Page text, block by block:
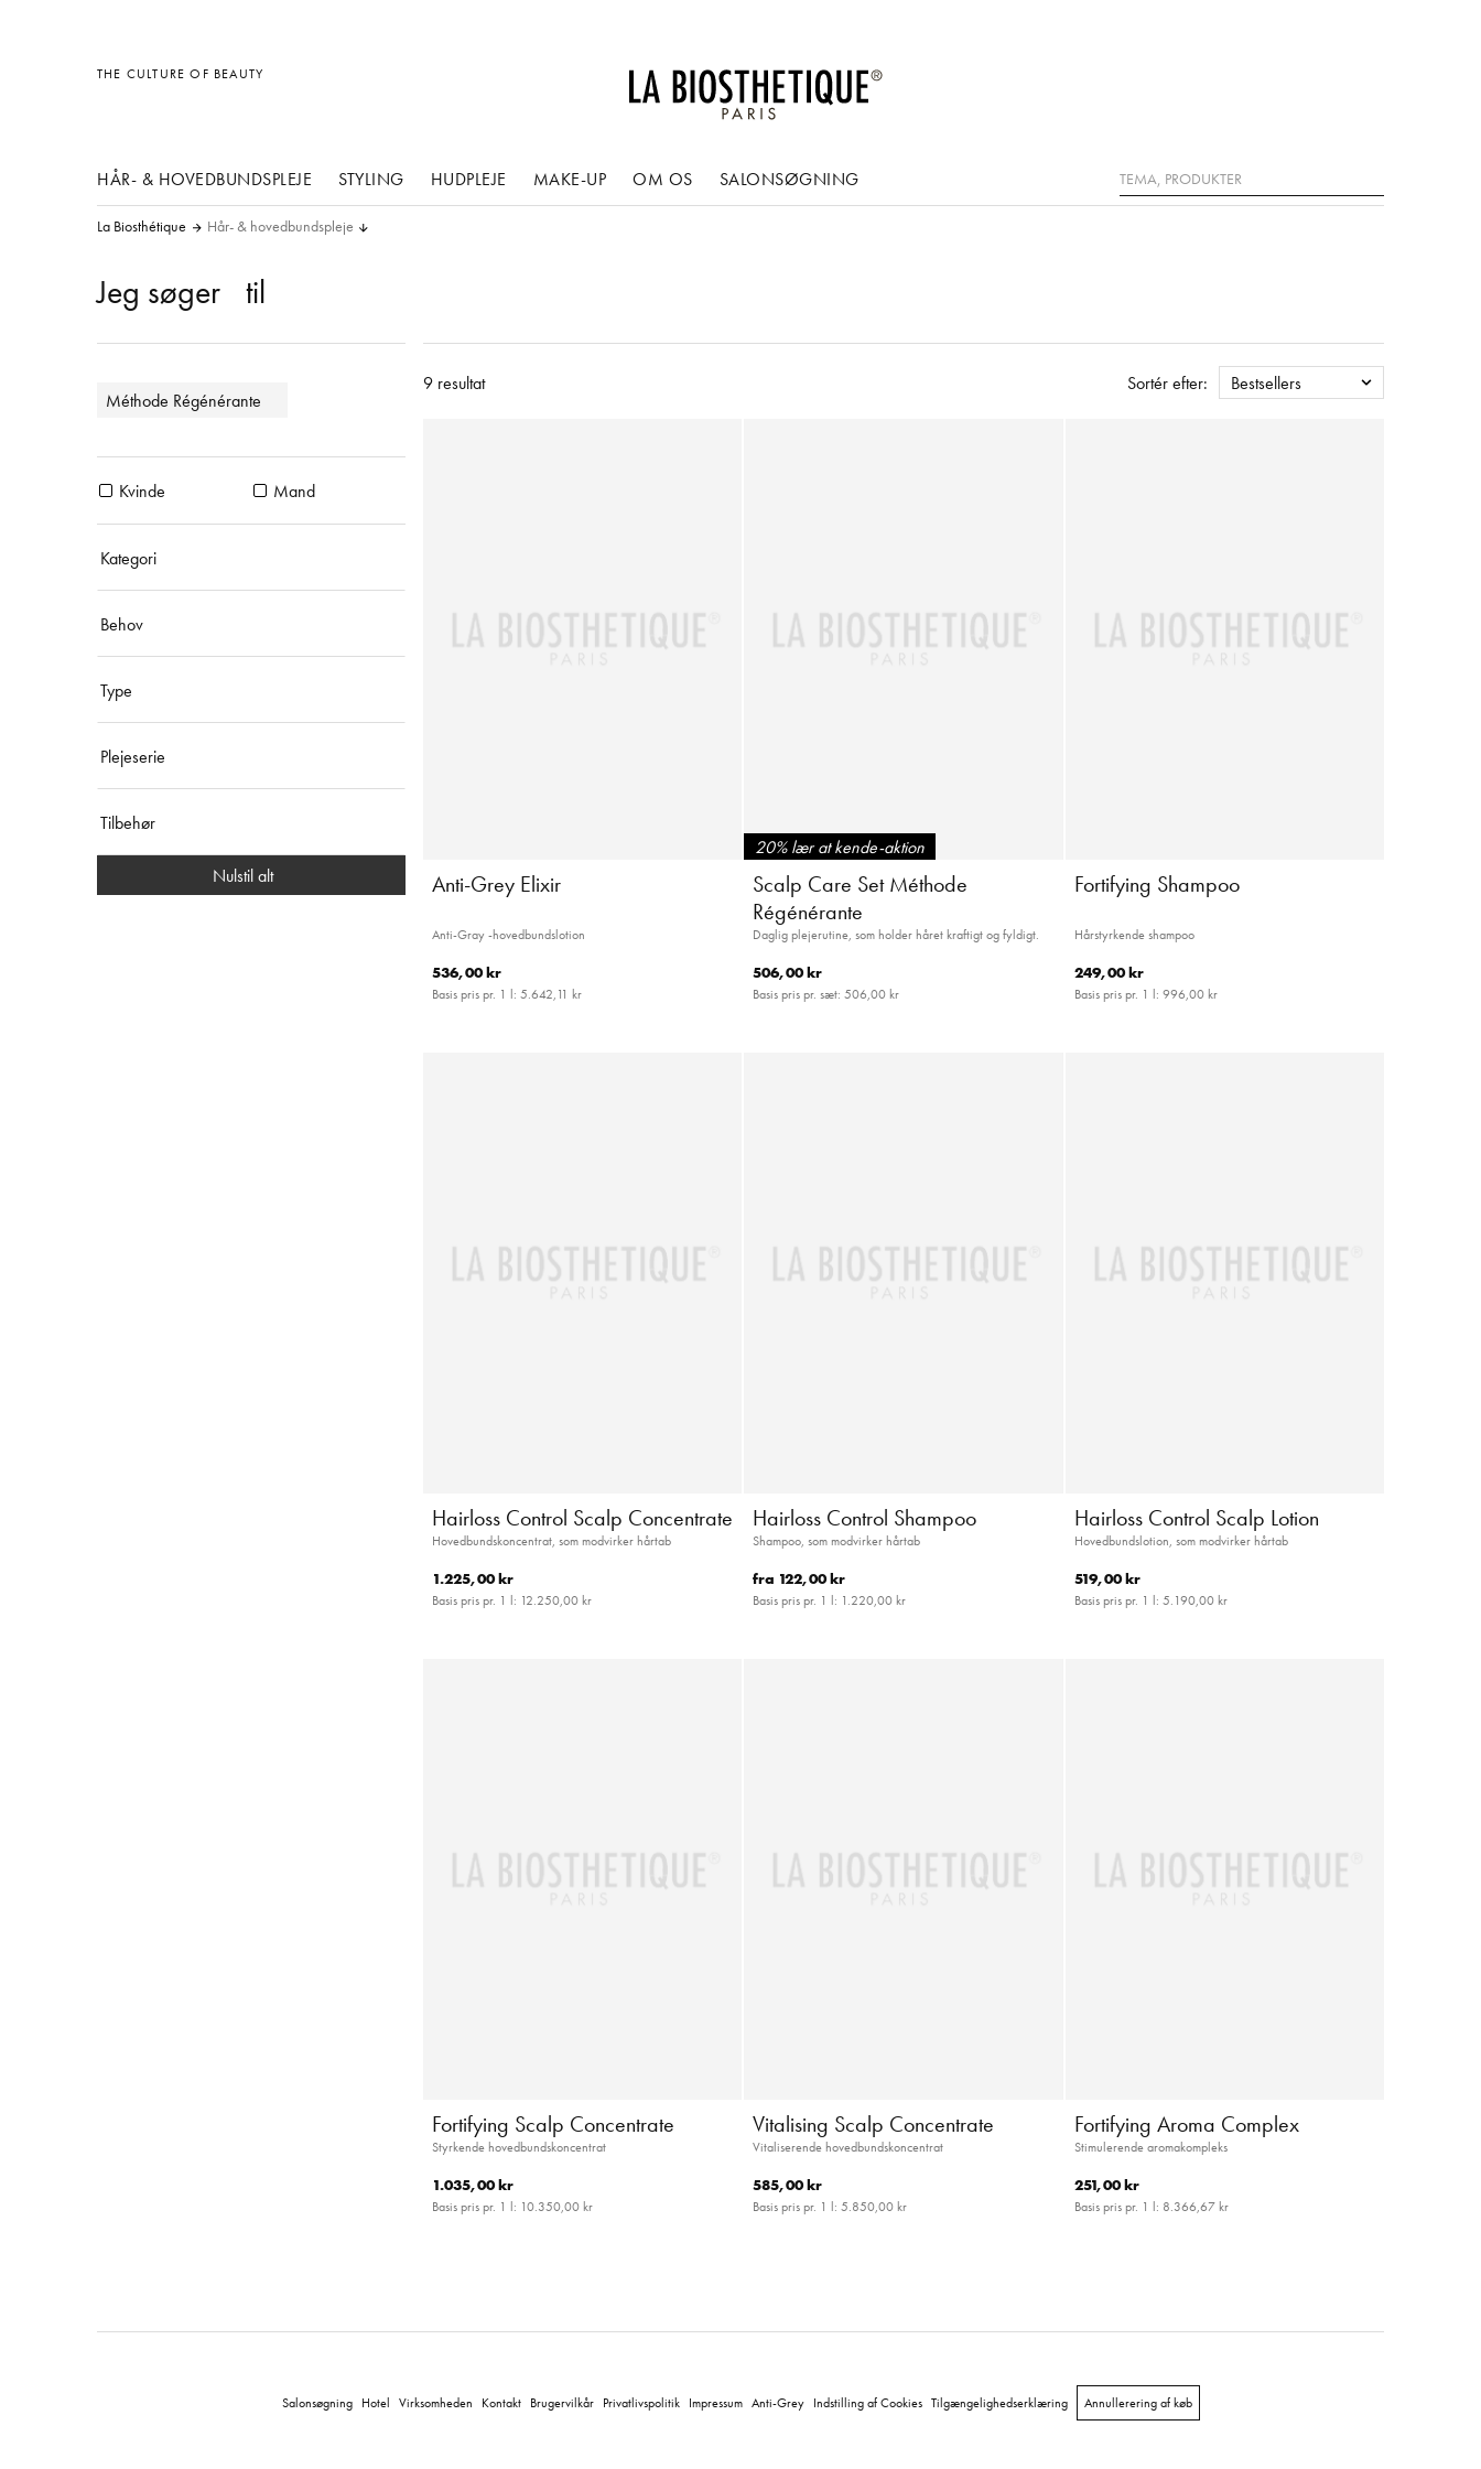
THE CULTURE OF BEAUTY
HÅR- & HOVEDBUNDSPLEJE STYLING
Diverse
HUDPLEJE MAKE-UP OM OS SALONSØGNING Søg
La Biosthétique Hår- & hovedbundspleje
Jeg søger til
Méthode Régénérante
Kvinde Mand
Kategori
Behov
Type
Plejeserie
Tilbehør
Nulstil alt
9 resultat Sortér efter: Bestsellers
Anti-Grey Elixir
Anti-Gray -hovedbundslotion
536,00 kr
Basis pris pr. 1 l: 5.642,11 kr
20% lær at kende-aktion
Scalp Care Set Méthode
Régénérante
Daglig plejerutine, som holder håret kraftigt og fyldigt.
506,00 kr
Basis pris pr. sæt:506,00 kr
Fortifying Shampoo
Hårstyrkende shampoo
249,00 kr
Basis pris pr. 1 l: 996,00 kr
Hairloss Control Scalp Concentrate
Hovedbundskoncentrat, som modvirker hårtab
1.225,00 kr
Basis pris pr. 1 l: 12.250,00 kr
Hairloss Control Shampoo
Shampoo, som modvirker hårtab
fra 122,00 kr
Basis pris pr. 1 l: 1.220,00 kr
Hairloss Control Scalp Lotion
Hovedbundslotion, som modvirker hårtab
519,00 kr
Basis pris pr. 1 l: 5.190,00 kr
Fortifying Scalp Concentrate
Styrkende hovedbundskoncentrat
1.035,00 kr
Basis pris pr. 1 l: 10.350,00 kr
Vitalising Scalp Concentrate
Vitaliserende hovedbundskoncentrat
585,00 kr
Basis pris pr. 1 l:5.850,00 kr
Fortifying Aroma Complex
Stimulerende aromakompleks
251,00 kr
Basis pris pr. 1 l: 8.366,67 kr
Salonsøgning Hotel Virksomheden Kontakt Brugervilkår Privatlivspolitik Impressum Anti-Grey Indstilling af Cookies Tilgængelighedserklæring Annullerering af køb